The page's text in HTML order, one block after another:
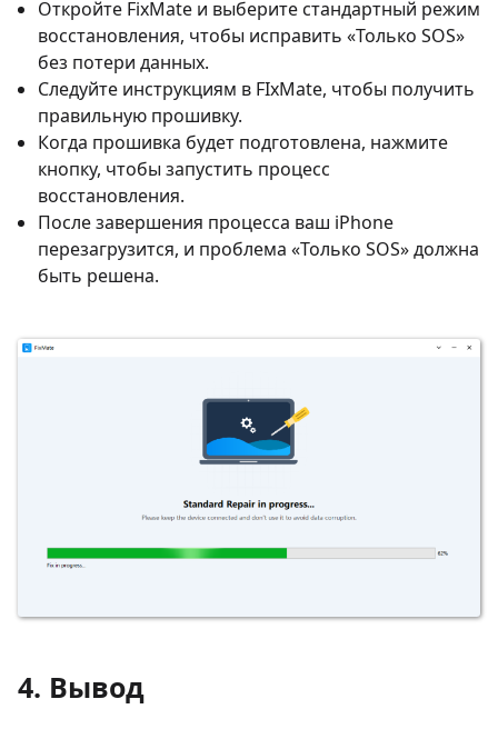
Откройте FixMate и выберите стандартный режим
восстановления, чтобы исправить «Только SOS»
без потери данных.
Следуйте инструкциям в FIxMate, чтобы получить
правильную прошивку.
Когда прошивка будет подготовлена, нажмите
кнопку, чтобы запустить процесс
восстановления.
После завершения процесса ваш iPhone
перезагрузится, и проблема «Только SOS» должна
быть решена.
4. Вывод